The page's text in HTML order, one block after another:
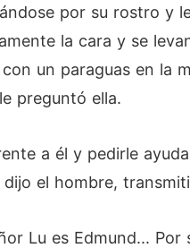
por su rostro y
la cara y se
un paraguas en la
preguntó ella.
a él y pedirle
el hombre,
Lu es Edmund... Por